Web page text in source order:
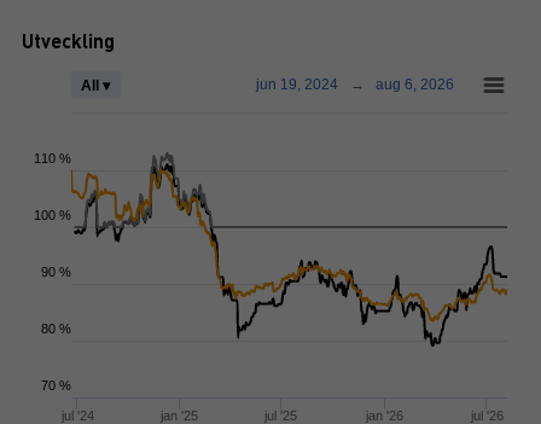
Utveckling
jul '24 jan '25 jul '25 jan '26 jul '26
All ▾ jun 19, 2024 → aug 6, 2026
70 %
80 %
90 %
100 %
110 %